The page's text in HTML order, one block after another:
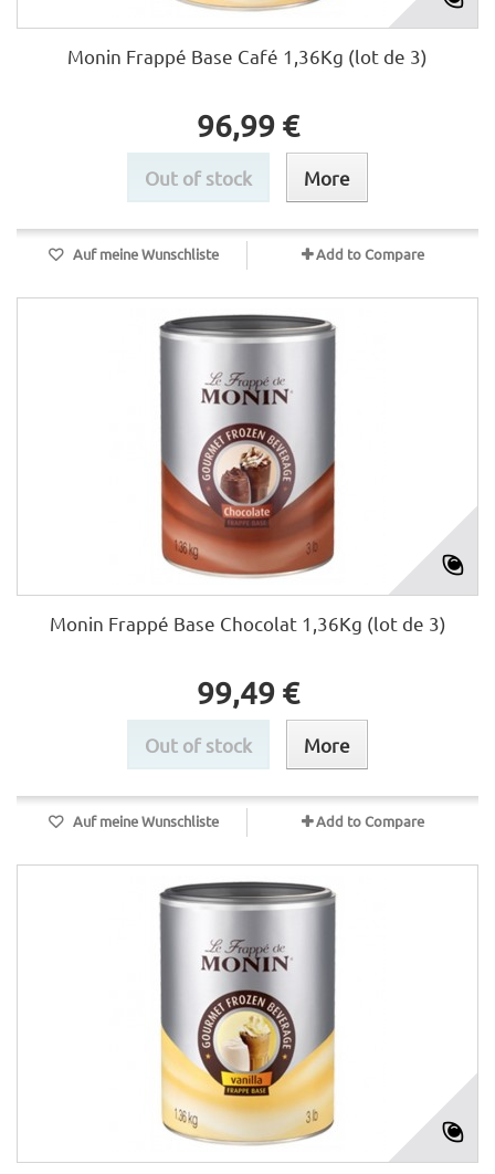
Monin Frappé Base Café 1,36Kg (lot de 3)
96,99 €
Out of stock More
Auf meine Wunschliste Add to Compare
Monin Frappé Base Chocolat 1,36Kg (lot de 3)
99,49 €
Out of stock More
Auf meine Wunschliste Add to Compare